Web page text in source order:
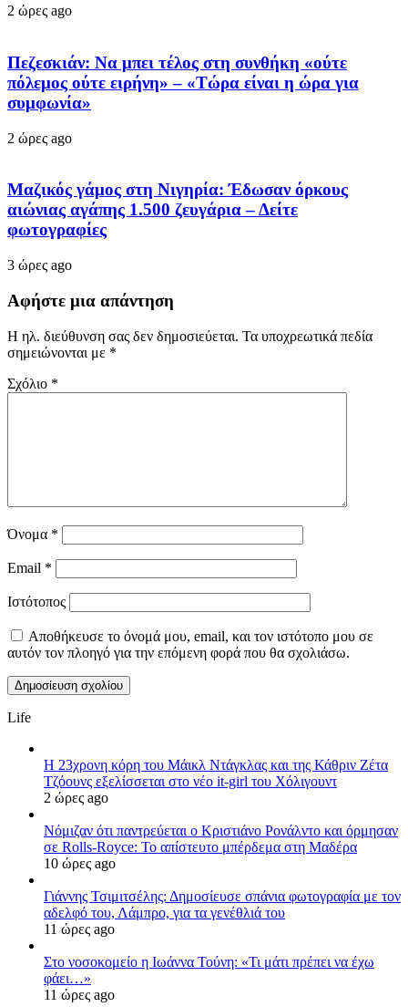
2 ώρες ago
Πεζεσκιάν: Να μπει τέλος στη συνθήκη «ούτε
πόλεμος ούτε ειρήνη» – «Τώρα είναι η ώρα για
συμφωνία»
2 ώρες ago
Μαζικός γάμος στη Νιγηρία: Έδωσαν όρκους
αιώνιας αγάπης 1.500 ζευγάρια – Δείτε
φωτογραφίες
3 ώρες ago
Αφήστε μια απάντηση
Η ηλ. διεύθυνση σας δεν δημοσιεύεται. Τα υποχρεωτικά πεδία
σημειώνονται με *
Σχόλιο *
Όνομα *
Email *
Ιστότοπος
Αποθήκευσε το όνομά μου, email, και τον ιστότοπο μου σε
αυτόν τον πλοηγό για την επόμενη φορά που θα σχολιάσω.
Life
Η 23χρονη κόρη τoυ Μάικλ Ντάγκλας και της Κάθριν Ζέτα
Τζόουνς εξελίσσεται στο νέο it-girl του Χόλιγουντ
2 ώρες ago
Νόμιζαν ότι παντρεύεται ο Κριστιάνο Ρονάλντο και όρμησαν
σε Rolls-Royce: Το απίστευτο μπέρδεμα στη Μαδέρα
10 ώρες ago
Γιάννης Τσιμιτσέλης: Δημοσίευσε σπάνια φωτογραφία με τον
αδελφό του, Λάμπρο, για τα γενέθλιά του
11 ώρες ago
Στο νοσοκομείο η Ιωάννα Τούνη: «Τι μάτι πρέπει να έχω
φάει…»
11 ώρες ago